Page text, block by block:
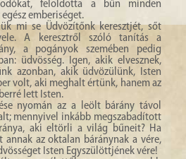
feloldotta a bűn minden
emberiséget.
mi se Üdvözítőnk keresztjét, sőt
A keresztről szóló tanítás a
a pogányok szemében pedig
üdvösség. Igen, akik elvesznek,
azonban, akik üdvözülünk, Isten
volt, aki meghalt értünk, hanem az
lett Isten.
nyomán az a leölt bárány távol
mennyivel inkább megszabadított
aki eltörli a világ bűneit? Ha
az oktalan báránynak a vére,
Isten Egyszülöttjének vére!